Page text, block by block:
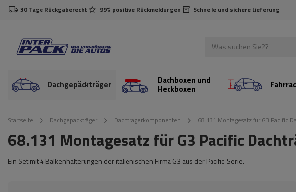
30 Tage Rückgaberecht 99% positive Rückmeldungen Schnelle und sichere Lieferung
Dachgepäckträger Dachboxen und
Heckboxen
Startseite Dachgepäckträger Dachträgerkomponenten 68.131 Montagesatz für G3 Pacific
68.131 Montagesatz für G3 Pacific
Ein Set mit 4 Balkenhalterungen der italienischen Firma G3 aus der Pacific-Serie.